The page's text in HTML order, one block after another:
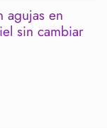
agujas en
sin cambiar